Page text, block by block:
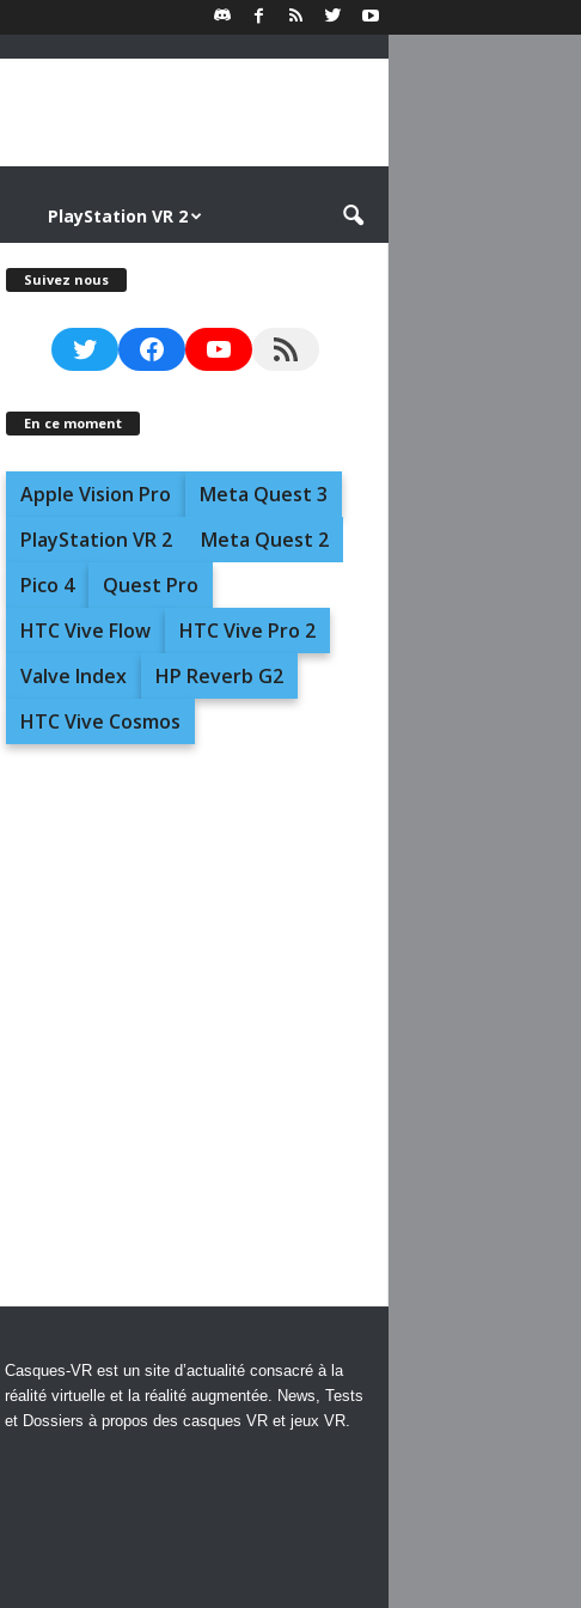
PlayStation VR 2
Suivez nous
TwitterFacebookYouTubeRSS Feed
En ce moment
Apple Vision Pro
Meta Quest 3
PlayStation VR 2
Meta Quest 2
Pico 4
Quest Pro
HTC Vive Flow
HTC Vive Pro 2
Valve Index
HP Reverb G2
HTC Vive Cosmos
Casques-VR est un site d’actualité consacré à la
réalité virtuelle et la réalité augmentée. News, Tests
et Dossiers à propos des casques VR et jeux VR.